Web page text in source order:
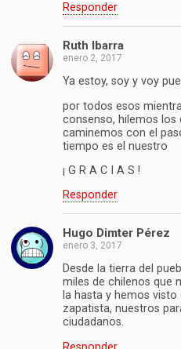
Responder
Ruth Ibarra
enero 2, 2017
Ya estoy, soy y voy
por todos esos
consenso, hilemos los
caminemos con el
tiempo es el nuestro
¡ G R A C I A S !
Responder
Hugo Dimter Pérez
enero 3, 2017
Desde la tierra del
miles de chilenos que
la hasta y hemos
zapatista, nuestros
ciudadanos.